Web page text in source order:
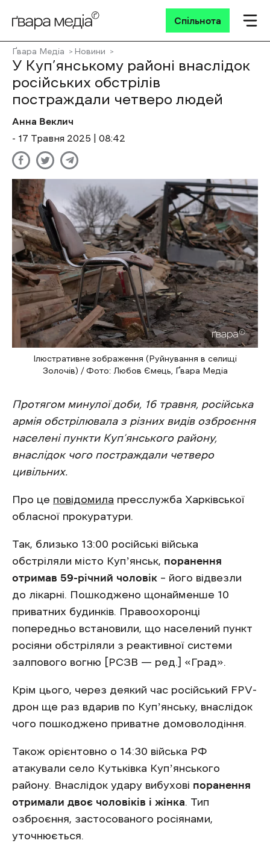
Спільнота
Ґвара Медіа Новини
У Куп’янському районі внаслідок
російських обстрілів
постраждали четверо людей
Анна Веклич
- 17 Травня 2025 | 08:42
Ілюстративне зображення (Руйнування в селищі
Золочів) / Фото: Любов Ємець, Ґвара Медіа
Протягом минулої доби, 16 травня, російська
армія обстрілювала з різних видів озброєння
населені пункти Куп’янського району,
внаслідок чого постраждали четверо
цивільних.
Про це повідомила пресслужба Харківської
обласної прокуратури.
Так, близько 13:00 російські війська
обстріляли місто Купʼянськ, поранення
отримав 59-річний чоловік – його відвезли
до лікарні. Пошкоджено щонайменше 10
приватних будинків. Правоохоронці
попередньо встановили, що населений пункт
росіяни обстріляли з реактивної системи
залпового вогню [РСЗВ — ред.] «Град».
Крім цього, через деякий час російський FPV-
дрон ще раз вдарив по Купʼянську, внаслідок
чого пошкоджено приватне домоволодіння.
Також орієнтовно о 14:30 війська РФ
атакували село Кутьківка Купʼянського
району. Внаслідок удару вибухові поранення
отримали двоє чоловіків і жінка. Тип
озброєння, застосованого росіянами,
уточнюється.